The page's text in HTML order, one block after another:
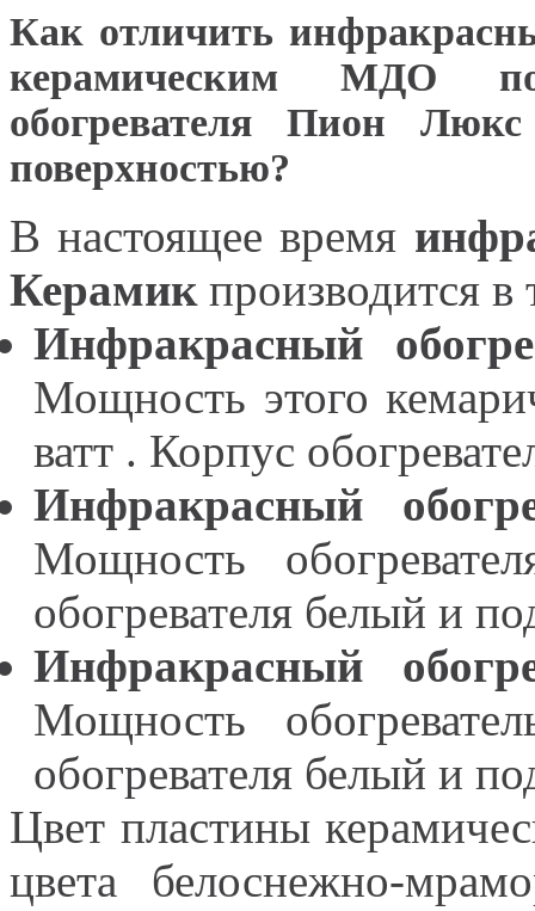
Как отличить
керамическим МДО
обогревателя Пион
поверхностью?
В настоящее время
Керамик производится в
Инфракрасный
Мощность этого
ватт . Корпус
Инфракрасный
Мощность
обогревателя белый и
Инфракрасный
Мощность
обогревателя белый и
Цвет пластины
цвета белоснежно-